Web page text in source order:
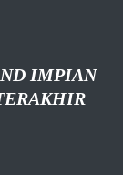
IMPIAN